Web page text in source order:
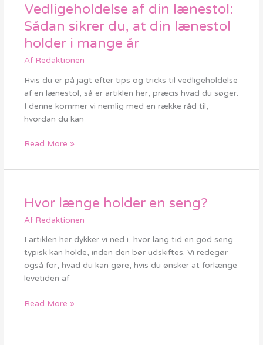
Vedligeholdelse af din lænestol:
Sådan sikrer du, at din lænestol
holder i mange år
Af Redaktionen
Hvis du er på jagt efter tips og tricks til vedligeholdelse
af en lænestol, så er artiklen her, præcis hvad du søger.
I denne kommer vi nemlig med en række råd til,
hvordan du kan
Vedligeholdelse
af
din
lænestol:
Sådan
du,
at
din
lænestol
iRead More »
Hvor længe holder en seng?
Af Redaktionen
I artiklen her dykker vi ned i, hvor lang tid en god seng
typisk kan holde, inden den bør udskiftes. Vi redegør
også for, hvad du kan gøre, hvis du ønsker at forlænge
levetiden af
Hvor
holder
en
seng?
Read More »